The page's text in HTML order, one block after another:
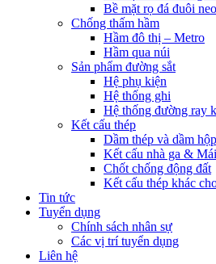
Bề mặt rọ đá đuôi
Chống thấm hầm
Hầm đô thị – Metro
Hầm qua núi
Sản phẩm đường sắt
Hệ phụ kiện
Hệ thống ghi
Hệ thống đường ray
Kết cấu thép
Dầm thép và dầm
Kết cấu nhà ga &
Chốt chống động đất
Kết cấu thép khác
Tin tức
Tuyển dụng
Chính sách nhân sự
Các vị trí tuyển dụng
Liên hệ